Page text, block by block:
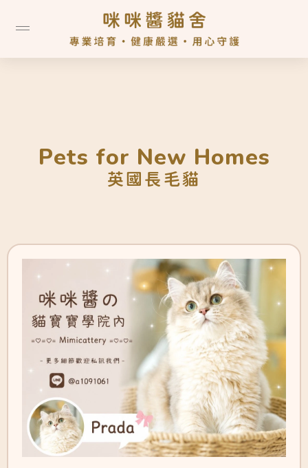
英國長毛貓